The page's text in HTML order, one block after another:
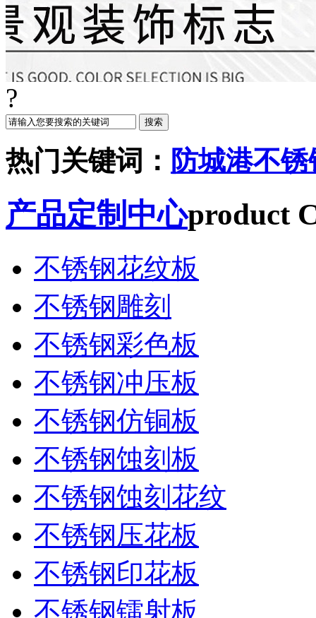
?
热门关键词： 防城港不
产品定制中心product
不锈钢花纹板
不锈钢雕刻
不锈钢彩色板
不锈钢冲压板
不锈钢仿铜板
不锈钢蚀刻板
不锈钢蚀刻花纹
不锈钢压花板
不锈钢印花板
不锈钢镭射板